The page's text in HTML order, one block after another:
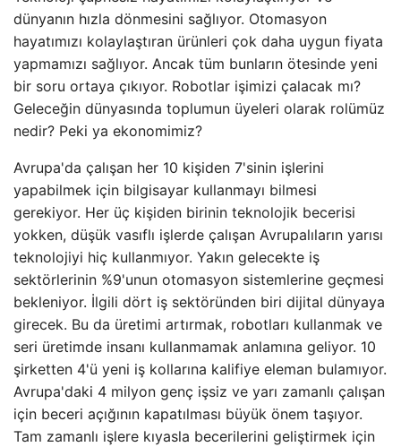
dünyanın hızla dönmesini sağlıyor. Otomasyon
hayatımızı kolaylaştıran ürünleri çok daha uygun fiyata
yapmamızı sağlıyor. Ancak tüm bunların ötesinde yeni
bir soru ortaya çıkıyor. Robotlar işimizi çalacak mı?
Geleceğin dünyasında toplumun üyeleri olarak rolümüz
nedir? Peki ya ekonomimiz?
Avrupa'da çalışan her 10 kişiden 7'sinin işlerini
yapabilmek için bilgisayar kullanmayı bilmesi
gerekiyor. Her üç kişiden birinin teknolojik becerisi
yokken, düşük vasıflı işlerde çalışan Avrupalıların yarısı
teknolojiyi hiç kullanmıyor. Yakın gelecekte iş
sektörlerinin %9'unun otomasyon sistemlerine geçmesi
bekleniyor. İlgili dört iş sektöründen biri dijital dünyaya
girecek. Bu da üretimi artırmak, robotları kullanmak ve
seri üretimde insanı kullanmamak anlamına geliyor. 10
şirketten 4'ü yeni iş kollarına kalifiye eleman bulamıyor.
Avrupa'daki 4 milyon genç işsiz ve yarı zamanlı çalışan
için beceri açığının kapatılması büyük önem taşıyor.
Tam zamanlı işlere kıyasla becerilerini geliştirmek için